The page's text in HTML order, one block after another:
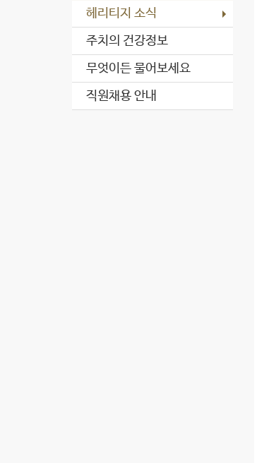
헤리티지 소식
주치의 건강정보
무엇이든 물어보세요
직원채용 안내